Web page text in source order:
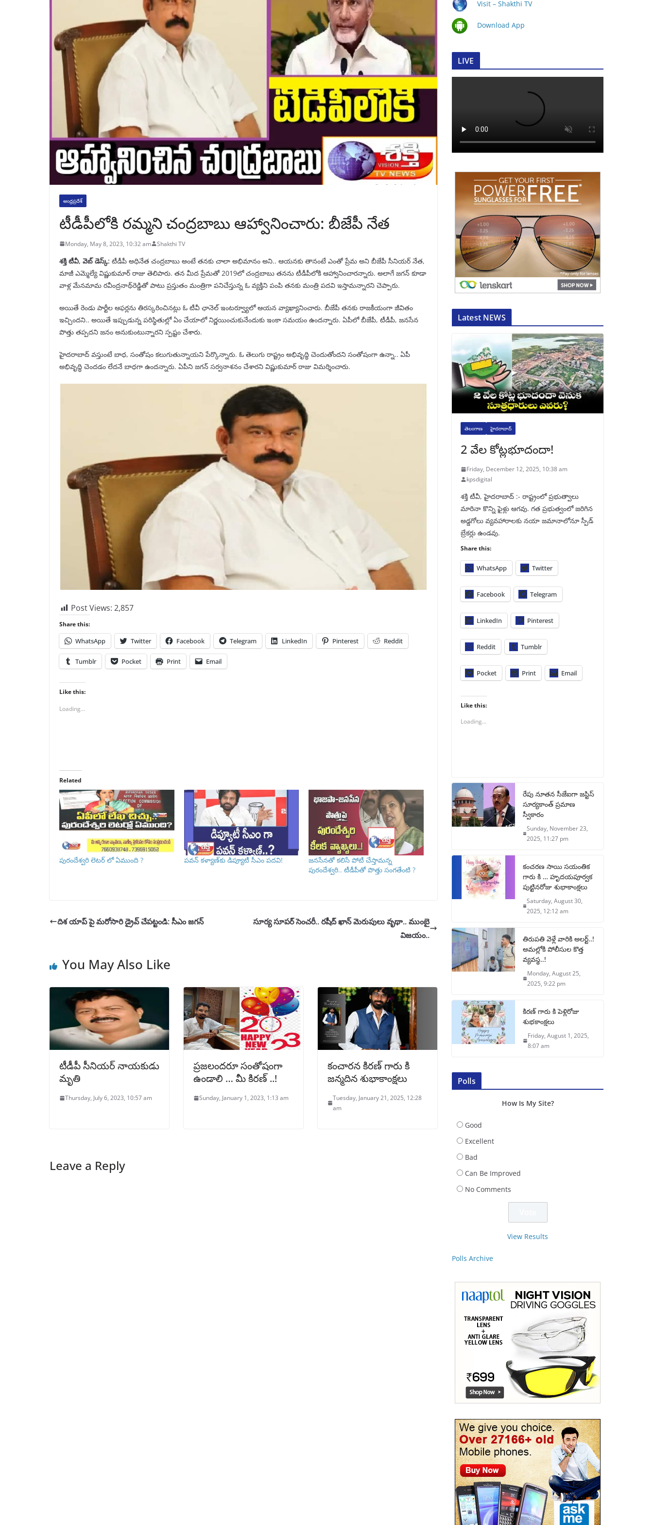
ఆంధ్రప్రదేశ్
టీడీపీలోకి రమ్మని చంద్రబాబు ఆహ్వానించారు: బీజేపీ నేత
Monday, May 8, 2023, 10:32 am Shakthi TV
శక్తి టీవీ, వెబ్ డెస్క్: టీడీపీ అధినేత చంద్రబాబు అంటే తనకు చాలా అభిమానం అని.. ఆయనకు తానంటే ఎంతో ప్రేమ అని బీజేపీ సీనియర్ నేత,
మాజీ ఎమ్మెల్యే విష్ణుకుమార్ రాజు తెలిపారు. తన మీద ప్రేమతో 2019లో చంద్రబాబు తనను టీడీపీలోకి ఆహ్వానించారన్నారు. అలాగే జగన్ కూడా
వాళ్ల మేనమామ రవీంద్రనాథ్‌రెడ్డితో పాటు ప్రస్తుతం మంత్రిగా పనిచేస్తున్న ఓ వ్యక్తిని పంపి తనకు మంత్రి పదవి ఇస్తామన్నారని చెప్పారు.
అయితే రెండు పార్టీల ఆఫర్లను తిరస్కరించినట్లు ఓ టీవీ ఛానెల్ ఇంటర్వ్యూలో ఆయన వ్యాఖ్యానించారు. బీజేపీ తనకు రాజకీయంగా జీవితం
ఇచ్చిందని.. అయితే ఇప్పుడున్న పరిస్థితుల్లో ఏం చేయాలో నిర్ణయించుకునేందుకు ఇంకా సమయం ఉందన్నారు. ఏపీలో బీజేపీ, టీడీపీ, జనసేన
పొత్తు తప్పదని జనం అనుకుంటున్నారని స్పష్టం చేశారు.
హైదరాబాద్ వస్తుంటే బాధ, సంతోషం కలుగుతున్నాయని పేర్కొన్నారు. ఓ తెలుగు రాష్ట్రం అభివృద్ధి చెందుతోందని సంతోషంగా ఉన్నా.. ఏపీ
అభివృద్ధి చెందడం లేదనే బాధగా ఉందన్నారు. ఏపీని జగన్ సర్వనాశనం చేశారని విష్ణుకుమార్ రాజు విమర్శించారు.
Post Views: 2,857
Share this:
WhatsApp Twitter Facebook Telegram LinkedIn Pinterest Reddit
Tumblr Pocket Print Email
Like this:
Loading...
Related
పురందేశ్వరి లెటర్ లో ఏముంది ? పవన్ కళ్యాణ్‌కు డిప్యూటీ సీఎం పదవి!
జనసేనతో కలిసే పోటీ చేస్తామన్న
పురందేశ్వరి.. టీడీపీతో పొత్తు సంగతేంటి ?
దిశ యాప్‌ పై మరోసారి డ్రైవ్‌ చేపట్టండి: సీఎం జగన్
సూర్య సూపర్ సెంచరీ.. రషీద్ ఖాన్ మెరుపులు వృథా.. ముంబై
విజయం..
You May Also Like
టీడీపీ సీనియర్ నాయకుడు
మృతి
Thursday, July 6, 2023, 10:57 am
ప్రజలందరూ సంతోషంగా
ఉండాలి … మీ కిరణ్ ..!
Sunday, January 1, 2023, 1:13 am
కంచారన కిరణ్ గారు కి
జన్మదిన శుభాకాంక్షలు
Tuesday, January 21, 2025, 12:28
am
Leave a Reply
Visit – Shakthi TV
Download App
LIVE
Latest NEWS
తెలంగాణ హైదరాబాద్
2 వేల కోట్లభూదందా!
Friday, December 12, 2025, 10:38 am
kpsdigital
శక్తి టీవీ, హైదరాబాద్‌ :- రాష్ట్రంలో ప్రభుత్వాలు
మారినా కొన్ని ఫైళ్లు ఆగవు. గత ప్రభుత్వంలో జరిగిన
అడ్డగోలు వ్యవహారాలకు నయా జమానాలోనూ స్పీడ్‌
బ్రేకర్లు ఉండవు.
Share this:
WhatsApp Twitter
Facebook Telegram
LinkedIn Pinterest
Reddit Tumblr
Pocket Print Email
Like this:
Loading...
రేపు నూతన సీజేఐగా జస్టిస్
సూర్యకాంత్ ప్రమాణ
స్వీకారం
Sunday, November 23,
2025, 11:27 pm
కంచరణ సాయి సయంతిక
గారు కి … హృదయపూర్వక
పుట్టినరోజు శుభాకాంక్షలు
Saturday, August 30,
2025, 12:12 am
తిరుపతి వెళ్లే వారికి అలర్ట్..!
అమల్లోకి పోలీసుల కొత్త
వ్యవస్థ..!
Monday, August 25,
2025, 9:22 pm
కిరణ్ గారు కి పెళ్లిరోజు
శుభకాంక్షలు
Friday, August 1, 2025,
8:07 am
Polls
How Is My Site?
Good
Excellent
Bad
Can Be Improved
No Comments
View Results
Polls Archive